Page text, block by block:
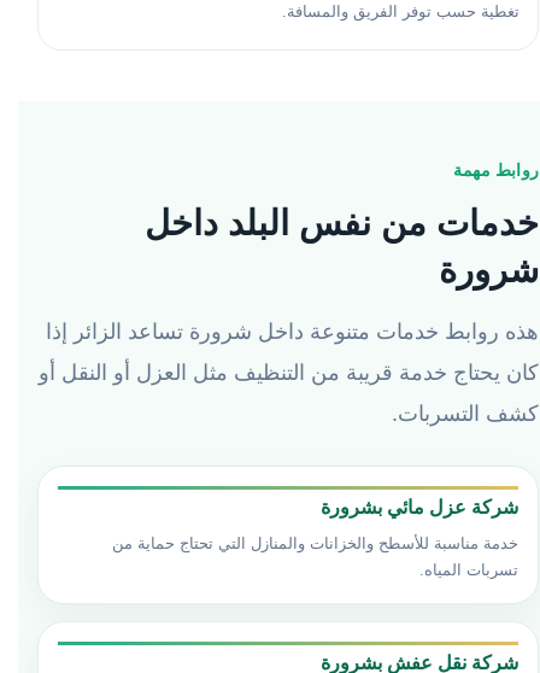
تغطية حسب توفر الفريق والمسافة.
روابط مهمة
خدمات من نفس البلد داخل
شرورة
هذه روابط خدمات متنوعة داخل شرورة تساعد الزائر إذا
كان يحتاج خدمة قريبة من التنظيف مثل العزل أو النقل أو
كشف التسربات.
شركة عزل مائي بشرورة
خدمة مناسبة للأسطح والخزانات والمنازل التي تحتاج حماية من
تسربات المياه.
شركة نقل عفش بشرورة